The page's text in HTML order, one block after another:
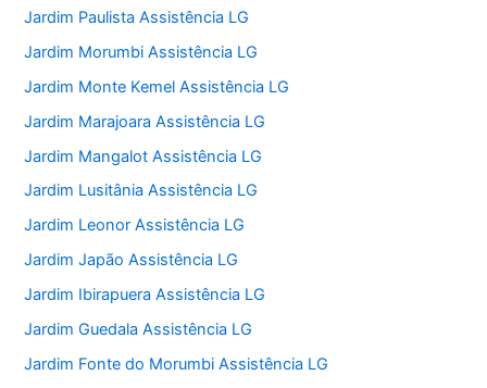
Jardim Paulista Assistência LG
Jardim Morumbi Assistência LG
Jardim Monte Kemel Assistência LG
Jardim Marajoara Assistência LG
Jardim Mangalot Assistência LG
Jardim Lusitânia Assistência LG
Jardim Leonor Assistência LG
Jardim Japão Assistência LG
Jardim Ibirapuera Assistência LG
Jardim Guedala Assistência LG
Jardim Fonte do Morumbi Assistência LG